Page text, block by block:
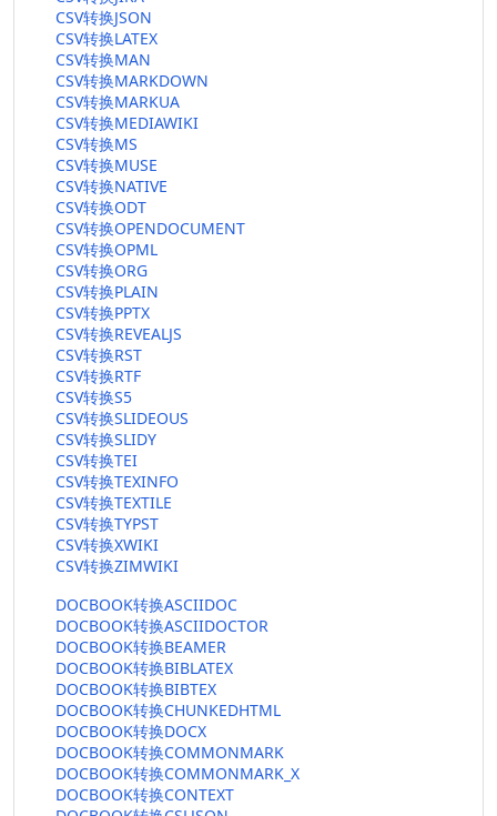
CSV转换JSON
CSV转换LATEX
CSV转换MAN
CSV转换MARKDOWN
CSV转换MARKUA
CSV转换MEDIAWIKI
CSV转换MS
CSV转换MUSE
CSV转换NATIVE
CSV转换ODT
CSV转换OPENDOCUMENT
CSV转换OPML
CSV转换ORG
CSV转换PLAIN
CSV转换PPTX
CSV转换REVEALJS
CSV转换RST
CSV转换RTF
CSV转换S5
CSV转换SLIDEOUS
CSV转换SLIDY
CSV转换TEI
CSV转换TEXINFO
CSV转换TEXTILE
CSV转换TYPST
CSV转换XWIKI
CSV转换ZIMWIKI
DOCBOOK转换ASCIIDOC
DOCBOOK转换ASCIIDOCTOR
DOCBOOK转换BEAMER
DOCBOOK转换BIBLATEX
DOCBOOK转换BIBTEX
DOCBOOK转换CHUNKEDHTML
DOCBOOK转换DOCX
DOCBOOK转换COMMONMARK
DOCBOOK转换COMMONMARK_X
DOCBOOK转换CONTEXT